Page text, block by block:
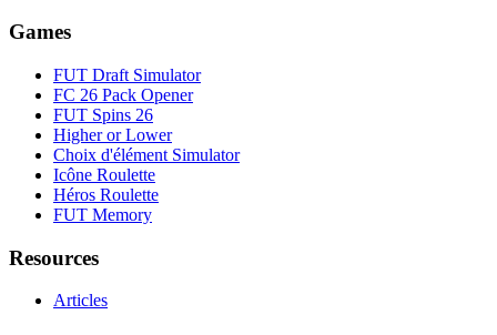
Games
FUT Draft Simulator
FC 26 Pack Opener
FUT Spins 26
Higher or Lower
Choix d'élément Simulator
Icône Roulette
Héros Roulette
FUT Memory
Resources
Articles